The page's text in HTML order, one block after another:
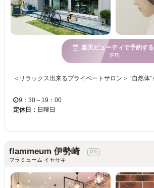
楽天ビューティで予約する
[PR]
9：30～19：00
定休日： 日曜日
flammeum 伊勢崎
フラミューム イセサキ